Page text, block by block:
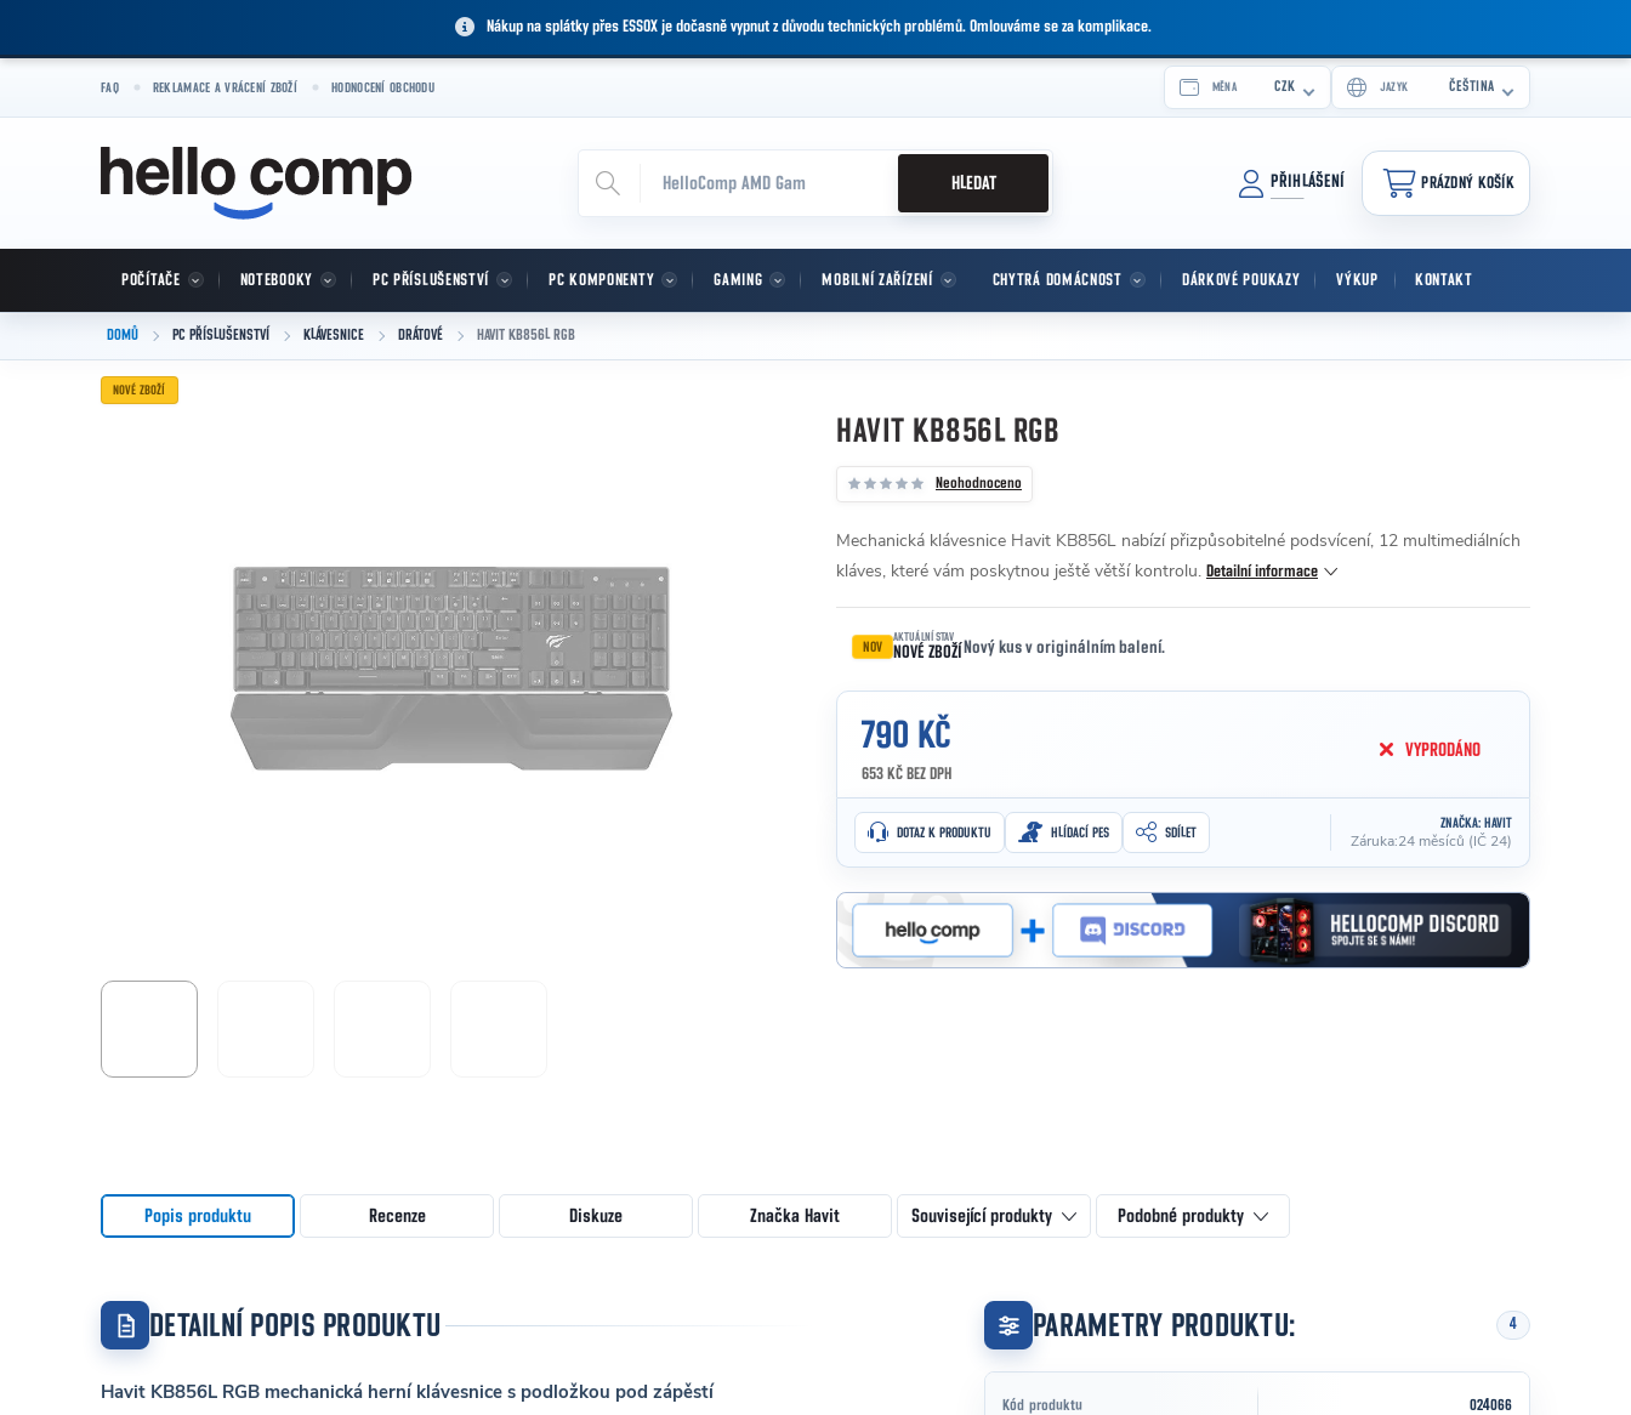
Nákup na splátky přes ESSOX je dočasně vypnut z důvodu technických problémů. Omlouváme se za komplikace.
FAQ REKLAMACE A VRÁCENÍ ZBOŽÍ HODNOCENÍ OBCHODU MĚNA CZK JAZYK ČEŠTINA
HLEDAT PŘIHLÁŠENÍ
NÁKUPNÍ KOŠÍK
PRÁZDNÝ KOŠÍK
POČÍTAČE NOTEBOOKY PC PŘÍSLUŠENSTVÍ PC KOMPONENTY GAMING MOBILNÍ ZAŘÍZENÍ CHYTRÁ DOMÁCNOST DÁRKOVÉ POUKAZY VÝKUP KONTAKT
DOMŮ PC PŘÍSLUŠENSTVÍ KLÁVESNICE DRÁTOVÉ HAVIT KB856L RGB
NOVÉ ZBOŽÍ
HAVIT KB856L RGB
Neohodnoceno
Mechanická klávesnice Havit KB856L nabízí přizpůsobitelné podsvícení, 12 multimediálních
kláves, které vám poskytnou ještě větší kontrolu. Detailní informace
NOV
AKTUÁLNÍ STAV
NOVÉ ZBOŽÍ Nový kus v originálním balení.
790 KČ
653 KČ BEZ DPH
Měrná cena:
VYPRODÁNO
DOTAZ K PRODUKTU HLÍDACÍ PES SDÍLET
ZNAČKA: HAVIT
Záruka:24 měsíců (IČ 24)
Popis produktu Recenze Diskuze Značka Havit Související produkty Podobné produkty
DETAILNÍ POPIS PRODUKTU
Havit KB856L RGB mechanická herní klávesnice s podložkou pod zápěstí
PARAMETRY PRODUKTU: 4
Kód produktu 024066